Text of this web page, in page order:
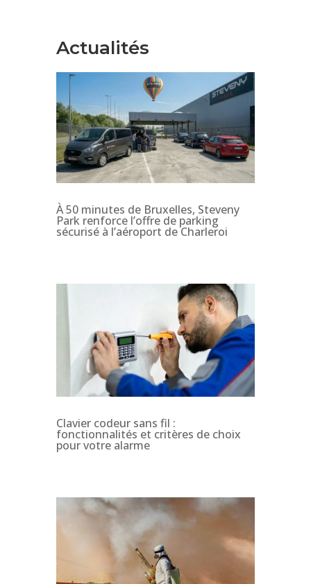
Actualités
À 50 minutes de Bruxelles, Steveny
Park renforce l’offre de parking
sécurisé à l’aéroport de Charleroi
Clavier codeur sans fil :
fonctionnalités et critères de choix
pour votre alarme